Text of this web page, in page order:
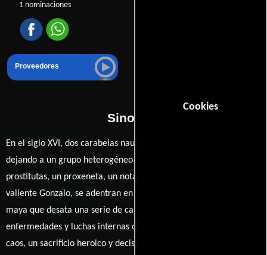
Cookies
1 nominaciones
Proveedores
Sinopsis
En el siglo XVI, dos carabelas naufragan en la costa americana,
dejando a un grupo heterogéneo de sobrevivientes: curas,
prostitutas, un proxeneta, un notario y soldados. Liderados por el
valiente Gonzalo, se adentran en la selva y descubren un ídolo
maya que desata una serie de calamidades: temblores,
enfermedades y luchas internas que diezman su número. En el
caos, un sacrificio heroico y decisiones desgarradoras marcan su